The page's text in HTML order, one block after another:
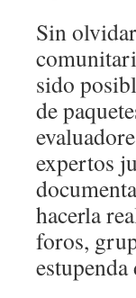
Sin
sido
de
expertos
hacerla
foros,